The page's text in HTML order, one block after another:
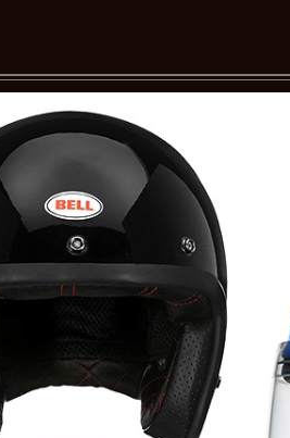
Contents
特集一覧
Information一覧
メルマガ購読
カタログダウンロード
リクルート